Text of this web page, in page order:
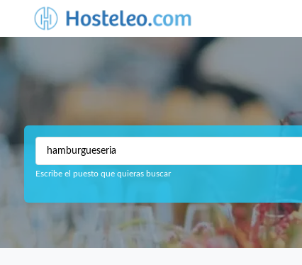
Escribe el puesto que quieras buscar